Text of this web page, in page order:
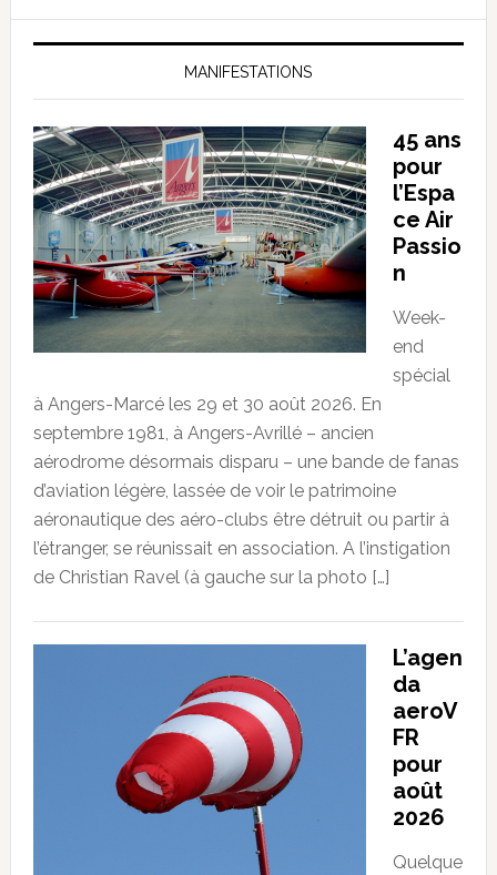
MANIFESTATIONS
45 ans
pour
l’Espa
ce Air
Passio
n
Week-
end
spécial
à Angers-Marcé les 29 et 30 août 2026. En
septembre 1981, à Angers-Avrillé – ancien
aérodrome désormais disparu – une bande de fanas
d’aviation légère, lassée de voir le patrimoine
aéronautique des aéro-clubs être détruit ou partir à
l’étranger, se réunissait en association. A l’instigation
de Christian Ravel (à gauche sur la photo […]
L’agen
da
aeroV
FR
pour
août
2026
Quelque